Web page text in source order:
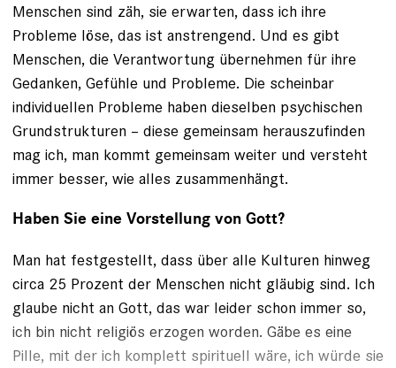
Menschen sind zäh, sie erwarten, dass ich ihre
Probleme löse, das ist anstrengend. Und es gibt
Menschen, die Verantwortung übernehmen für ihre
Gedanken, Gefühle und Probleme. Die scheinbar
individuellen Probleme haben dieselben psychischen
Grundstrukturen – diese gemeinsam herauszufinden
mag ich, man kommt gemeinsam weiter und versteht
immer besser, wie alles zusammenhängt.
Haben Sie eine Vorstellung von Gott?
Man hat festgestellt, dass über alle Kulturen hinweg
circa 25 Prozent der Menschen nicht gläubig sind. Ich
glaube nicht an Gott, das war leider schon immer so,
ich bin nicht religiös erzogen worden. Gäbe es eine
Pille, mit der ich komplett spirituell wäre, ich würde sie